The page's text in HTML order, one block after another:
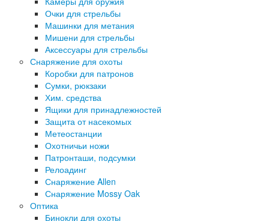
Очки для стрельбы
Машинки для метания
Мишени для стрельбы
Аксессуары для стрельбы
Снаряжение для охоты
Коробки для патронов
Сумки, рюкзаки
Хим. средства
Ящики для принадлежностей
Защита от насекомых
Метеостанции
Охотничьи ножи
Патронташи, подсумки
Релоадинг
Снаряжение Allen
Снаряжение Mossy Oak
Оптика
Бинокли для охоты